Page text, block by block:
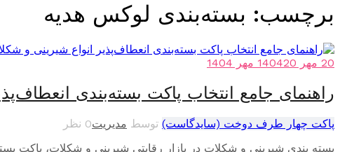
برچسب: بسته‌بندی لوکس هدیه
20 مهر 1404 20 مهر 1404
راهنمای جامع انتخاب پاکت بسته‌بندی
پاکت چهار طرف دوخت (سایدگاست) توسط مدیریت0 نظر
بسته بندی شیرینی و شکلات در بازار رقابتی شیرینی و شکلات، پاکت